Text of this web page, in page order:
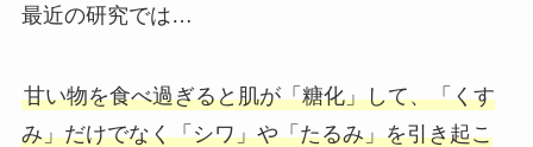
最近の研究では…
甘い物を食べ過ぎると肌が「糖化」して、「くす
み」だけでなく「シワ」や「たるみ」を引き起こ